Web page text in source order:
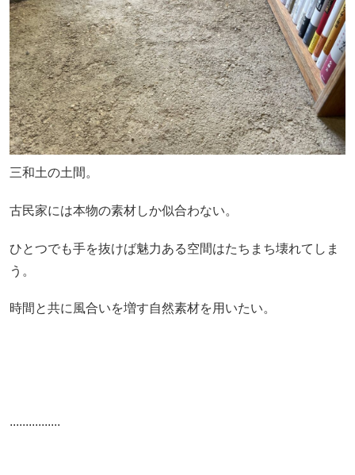
三和土の土間。
古民家には本物の素材しか似合わない。
ひとつでも手を抜けば魅力ある空間はたちまち壊れてしま
う。
時間と共に風合いを増す自然素材を用いたい。
................